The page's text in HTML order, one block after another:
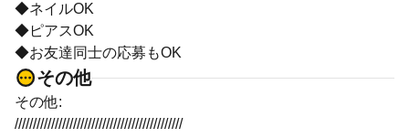
◆ネイルOK
◆ピアスOK
◆お友達同士の応募もOK
その他
その他:
//////////////////////////////////////////////